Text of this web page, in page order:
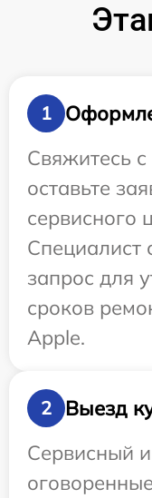
1
Свяжитесь
оставьте
сервисного
Специалист
запрос для
сроков
Apple.
2
Выезд
Сервисный